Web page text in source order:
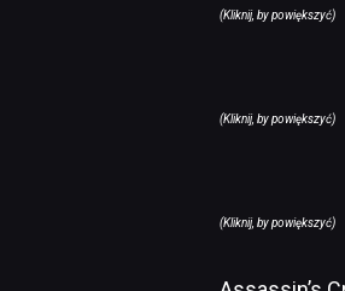
(Kliknij, by powiększyć)
(Kliknij, by powiększyć)
(Kliknij, by powiększyć)